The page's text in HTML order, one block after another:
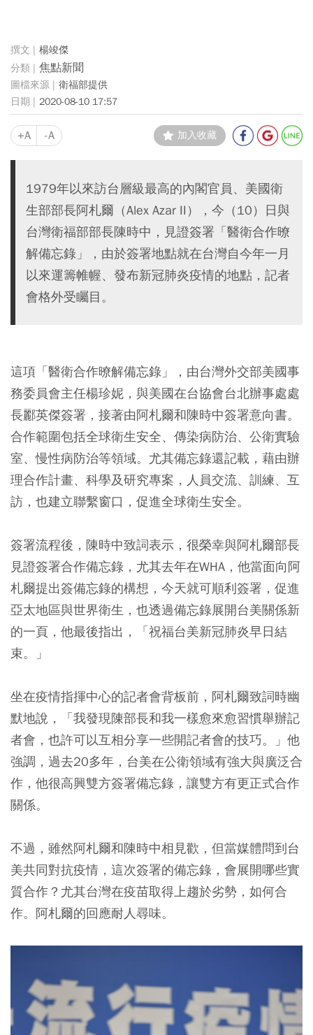
楊竣傑
焦點新聞
衛福部提供
2020-08-10 17:57
+A -A 加入收藏
1979年以來訪台層級最高的內閣官員、美國衛
生部部長阿札爾（Alex Azar II），今（10）日與
台灣衛福部部長陳時中，見證簽署「醫衛合作暸
解備忘錄」，由於簽署地點就在台灣自今年一月
以來運籌帷幄、發布新冠肺炎疫情的地點，記者
會格外受矚目。
這項「醫衛合作暸解備忘錄」，由台灣外交部美國事
務委員會主任楊珍妮，與美國在台協會台北辦事處處
長酈英傑簽署，接著由阿札爾和陳時中簽署意向書。
合作範圍包括全球衛生安全、傳染病防治、公衛實驗
室、慢性病防治等領域。尤其備忘錄還記載，藉由辦
理合作計畫、科學及研究專案，人員交流、訓練、互
訪，也建立聯繫窗口，促進全球衛生安全。
簽署流程後，陳時中致詞表示，很榮幸與阿札爾部長
見證簽署合作備忘錄，尤其去年在WHA，他當面向阿
札爾提出簽備忘錄的構想，今天就可順利簽署，促進
亞太地區與世界衛生，也透過備忘錄展開台美關係新
的一頁，他最後指出，「祝福台美新冠肺炎早日結
束。」
坐在疫情指揮中心的記者會背板前，阿札爾致詞時幽
默地說，「我發現陳部長和我一樣愈來愈習慣舉辦記
者會，也許可以互相分享一些開記者會的技巧。」他
強調，過去20多年，台美在公衛領域有強大與廣泛合
作，他很高興雙方簽署備忘錄，讓雙方有更正式合作
關係。
不過，雖然阿札爾和陳時中相見歡，但當媒體問到台
美共同對抗疫情，這次簽署的備忘錄，會展開哪些實
質合作？尤其台灣在疫苗取得上趨於劣勢，如何合
作。阿札爾的回應耐人尋味。